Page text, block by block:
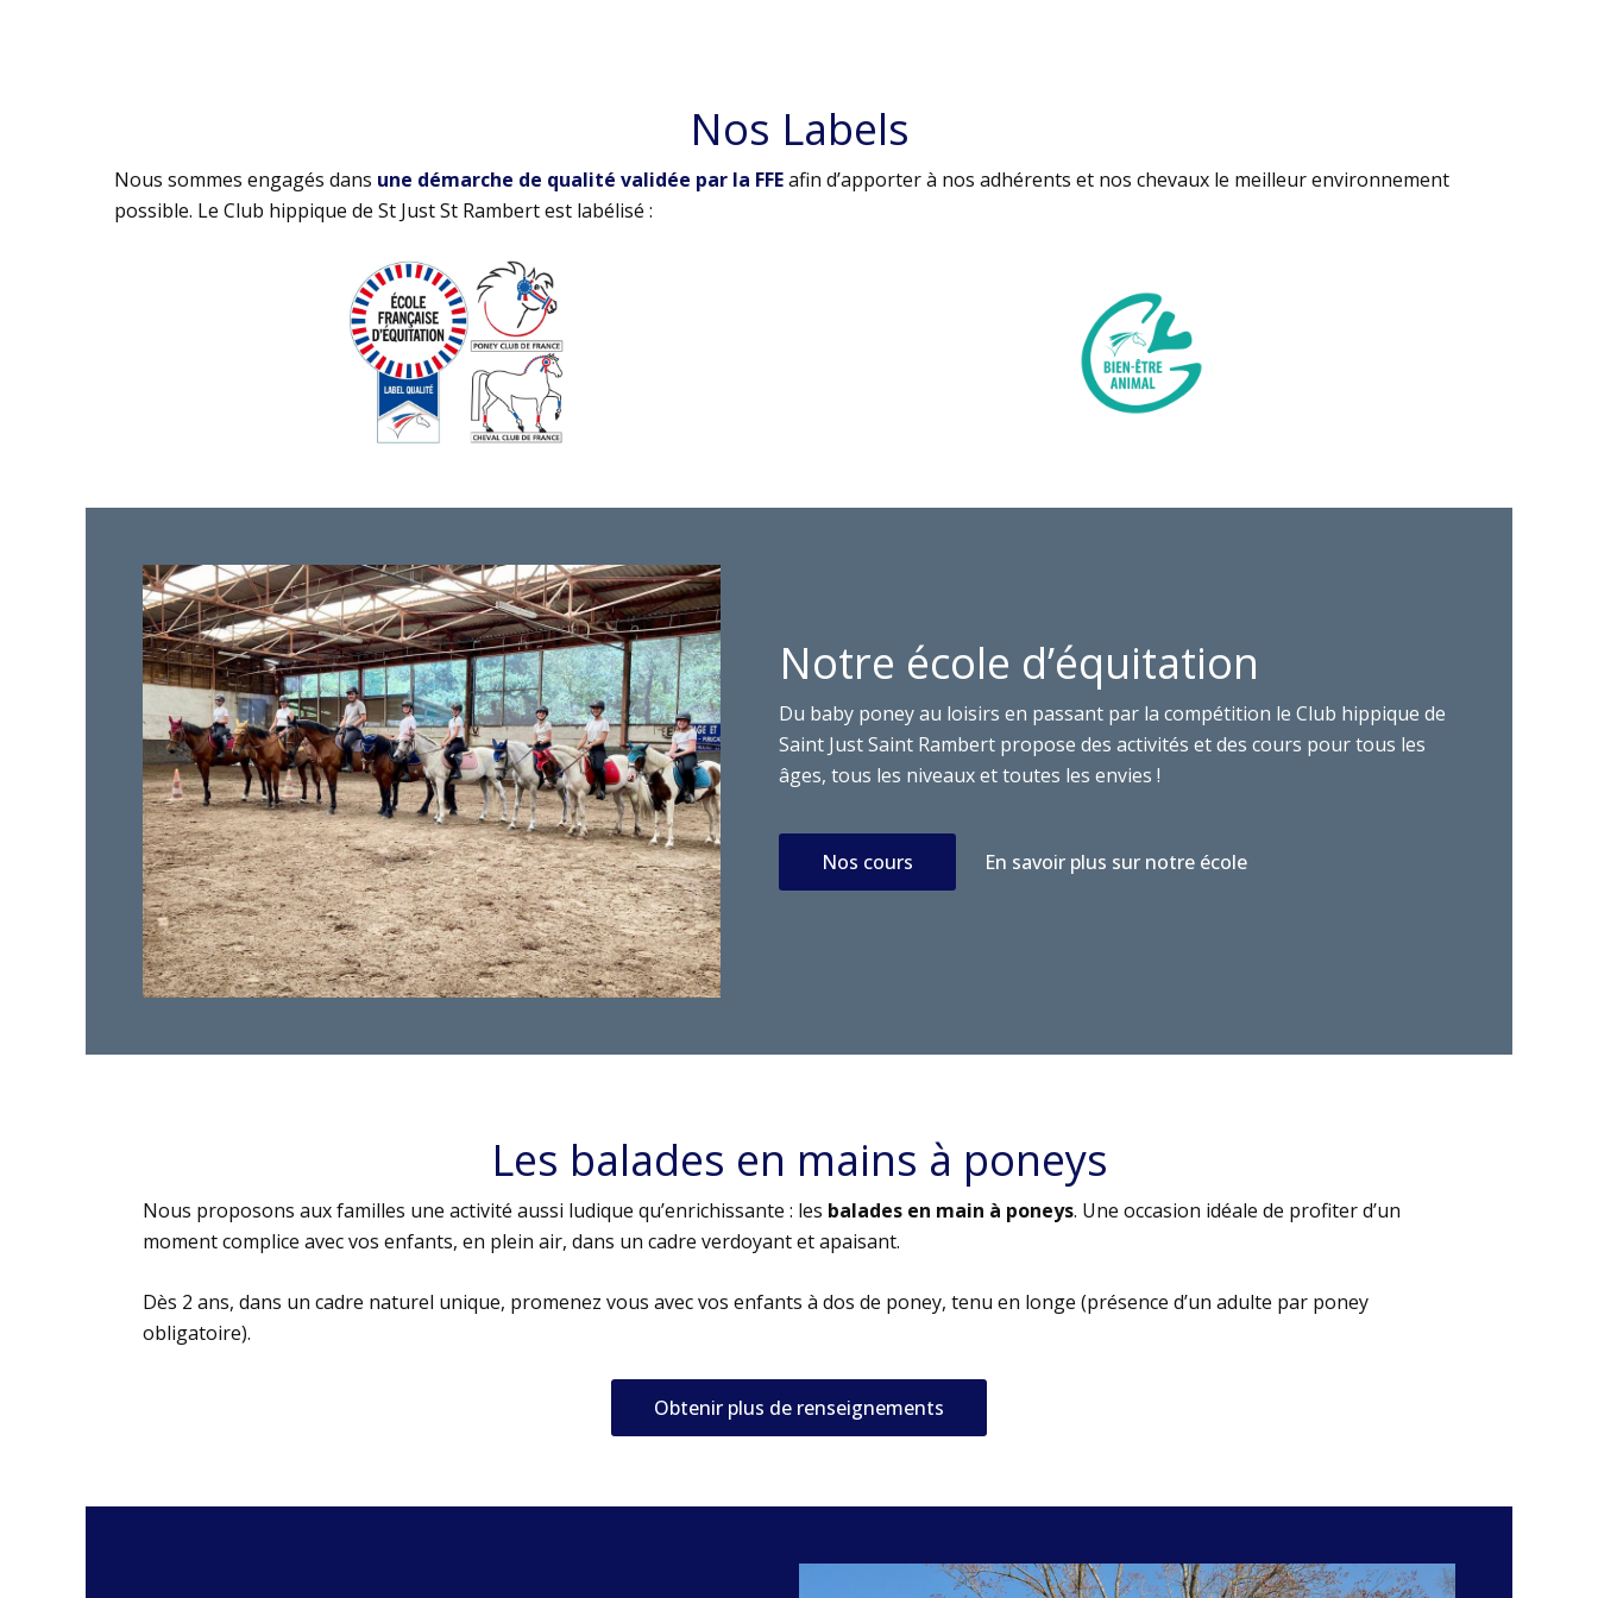
Nos Labels
Nous sommes engagés dans une démarche de qualité validée par la FFEafin d’apporter à nos adhérents et nos chevaux le meilleur environnement
possible. Le Club hippique de St Just St Rambert est labélisé :
Notre école d’équitation
Du baby poney au loisirs en passant par la compétition le Club hippique de
Saint Just Saint Rambert propose des activités et des cours pour tous les
âges, tous les niveaux et toutes les envies !
Nos cours En savoir plus sur notre école
Les balades en mains à poneys
Nous proposons aux familles une activité aussi ludique qu’enrichissante : les balades en main à poneys. Une occasion idéale de profiter d’un
moment complice avec vos enfants, en plein air, dans un cadre verdoyant et apaisant.
Dès 2 ans, dans un cadre naturel unique, promenez vous avec vos enfants à dos de poney, tenu en longe (présence d’un adulte par poney
obligatoire).
Obtenir plus de renseignements